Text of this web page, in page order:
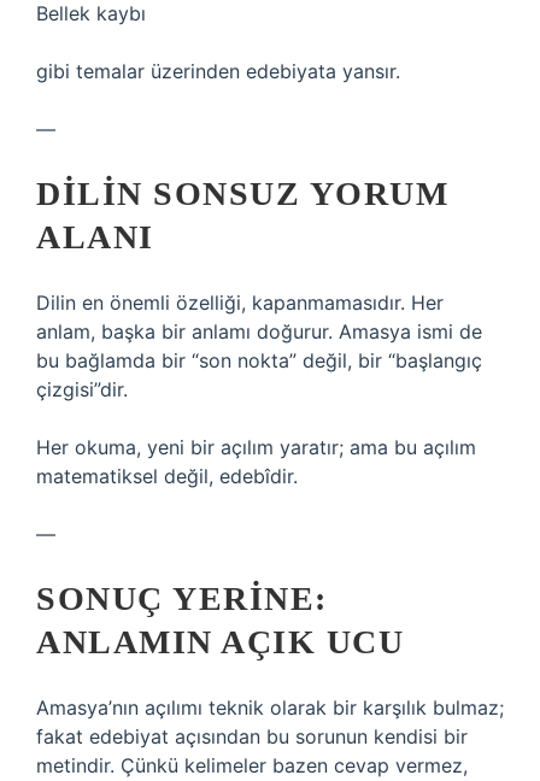
Bellek kaybı
gibi temalar üzerinden edebiyata yansır.
—
DILIN SONSUZ YORUM
ALANI
Dilin en önemli özelliği, kapanmamasıdır. Her
anlam, başka bir anlamı doğurur. Amasya ismi de
bu bağlamda bir “son nokta” değil, bir “başlangıç
çizgisi”dir.
Her okuma, yeni bir açılım yaratır; ama bu açılım
matematiksel değil, edebîdir.
—
SONUÇ YERINE:
ANLAMIN AÇIK UCU
Amasya’nın açılımı teknik olarak bir karşılık bulmaz;
fakat edebiyat açısından bu sorunun kendisi bir
metindir. Çünkü kelimeler bazen cevap vermez,